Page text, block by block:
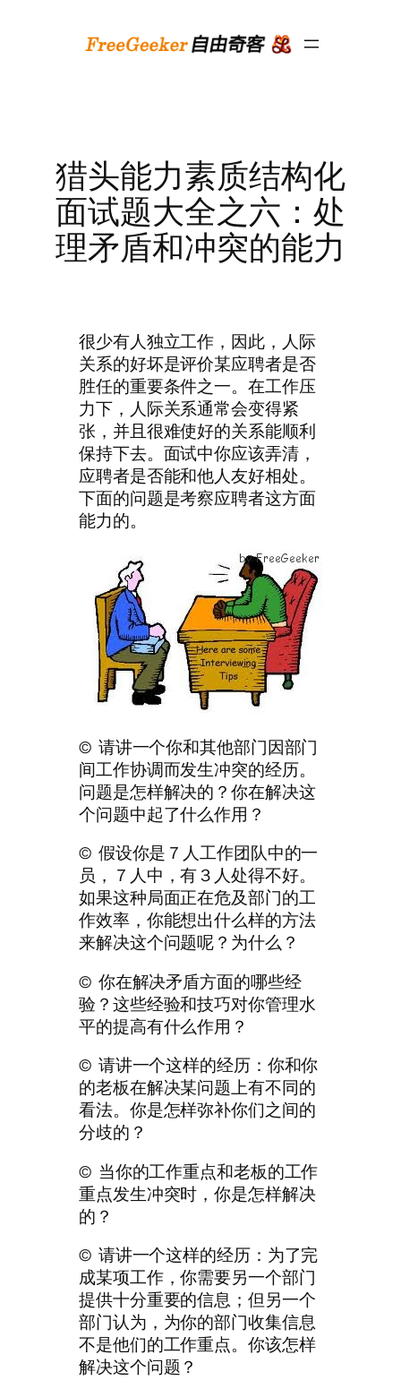
猎头能力素质结构化
面试题大全之六：处
理矛盾和冲突的能力
很少有人独立工作，因此，人际
关系的好坏是评价某应聘者是否
胜任的重要条件之一。在工作压
力下，人际关系通常会变得紧
张，并且很难使好的关系能顺利
保持下去。面试中你应该弄清，
应聘者是否能和他人友好相处。
下面的问题是考察应聘者这方面
能力的。
© 请讲一个你和其他部门因部门
间工作协调而发生冲突的经历。
问题是怎样解决的？你在解决这
个问题中起了什么作用？
© 假设你是７人工作团队中的一
员，７人中，有３人处得不好。
如果这种局面正在危及部门的工
作效率，你能想出什么样的方法
来解决这个问题呢？为什么？
© 你在解决矛盾方面的哪些经
验？这些经验和技巧对你管理水
平的提高有什么作用？
© 请讲一个这样的经历：你和你
的老板在解决某问题上有不同的
看法。你是怎样弥补你们之间的
分歧的？
© 当你的工作重点和老板的工作
重点发生冲突时，你是怎样解决
的？
© 请讲一个这样的经历：为了完
成某项工作，你需要另一个部门
提供十分重要的信息；但另一个
部门认为，为你的部门收集信息
不是他们的工作重点。你该怎样
解决这个问题？